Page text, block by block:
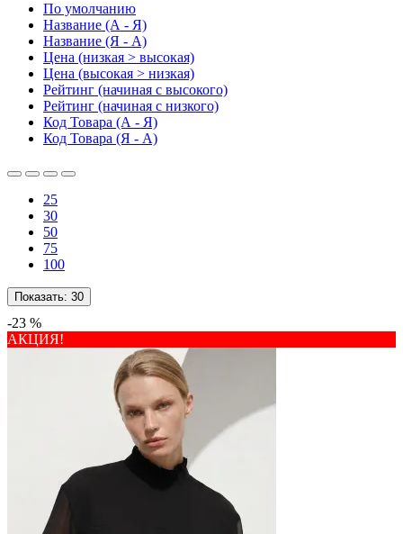
По умолчанию
Название (А - Я)
Название (Я - А)
Цена (низкая > высокая)
Цена (высокая > низкая)
Рейтинг (начиная с высокого)
Рейтинг (начиная с низкого)
Код Товара (А - Я)
Код Товара (Я - А)
25
30
50
75
100
Показать: 30
-23 %
АКЦИЯ!